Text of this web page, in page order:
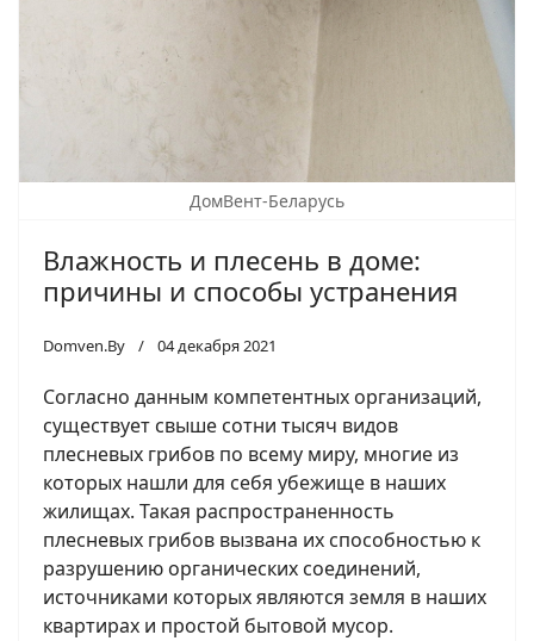
ДомВент-Беларусь
Влажность и плесень в доме:
причины и способы устранения
Domven.By 04 декабря 2021
Согласно данным компетентных организаций,
существует свыше сотни тысяч видов
плесневых грибов по всему миру, многие из
которых нашли для себя убежище в наших
жилищах. Такая распространенность
плесневых грибов вызвана их способностью к
разрушению органических соединений,
источниками которых являются земля в наших
квартирах и простой бытовой мусор.